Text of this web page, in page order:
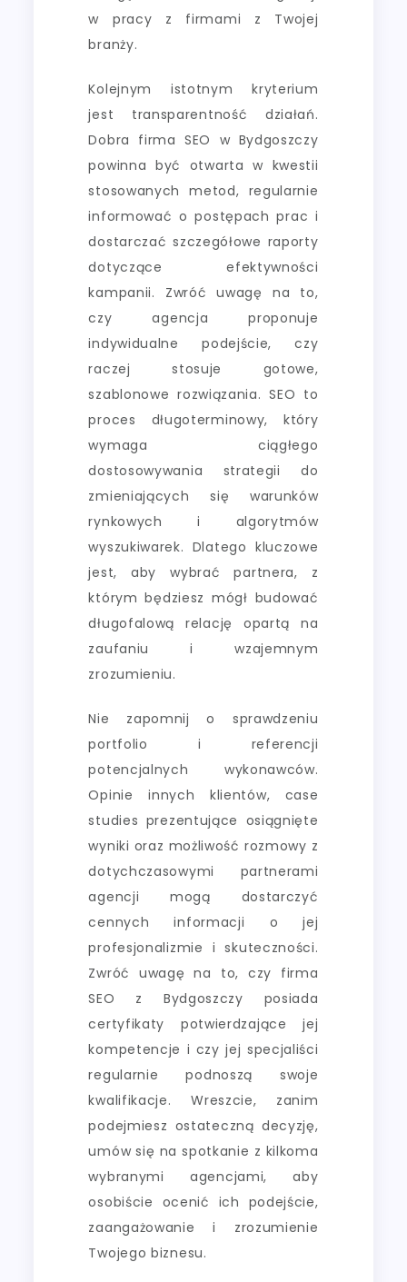
w pracy z firmami z Twojej
branży.
Kolejnym istotnym kryterium
jest transparentność działań.
Dobra firma SEO w Bydgoszczy
powinna być otwarta w kwestii
stosowanych metod, regularnie
informować o postępach prac i
dostarczać szczegółowe raporty
dotyczące efektywności
kampanii. Zwróć uwagę na to,
czy agencja proponuje
indywidualne podejście, czy
raczej stosuje gotowe,
szablonowe rozwiązania. SEO to
proces długoterminowy, który
wymaga ciągłego
dostosowywania strategii do
zmieniających się warunków
rynkowych i algorytmów
wyszukiwarek. Dlatego kluczowe
jest, aby wybrać partnera, z
którym będziesz mógł budować
długofalową relację opartą na
zaufaniu i wzajemnym
zrozumieniu.
Nie zapomnij o sprawdzeniu
portfolio i referencji
potencjalnych wykonawców.
Opinie innych klientów, case
studies prezentujące osiągnięte
wyniki oraz możliwość rozmowy z
dotychczasowymi partnerami
agencji mogą dostarczyć
cennych informacji o jej
profesjonalizmie i skuteczności.
Zwróć uwagę na to, czy firma
SEO z Bydgoszczy posiada
certyfikaty potwierdzające jej
kompetencje i czy jej specjaliści
regularnie podnoszą swoje
kwalifikacje. Wreszcie, zanim
podejmiesz ostateczną decyzję,
umów się na spotkanie z kilkoma
wybranymi agencjami, aby
osobiście ocenić ich podejście,
zaangażowanie i zrozumienie
Twojego biznesu.